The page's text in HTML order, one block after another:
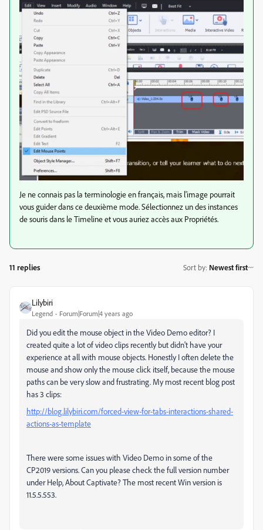
Je ne connais pas la terminologie en français, mais l'image pourrait
vous guider dans ce deuxième mode. Sélectionnez un des instances
de souris dans le Timeline et vous auriez accès aux Propriétés.
11 replies Sort by: Newest first
Lilybiri
Legend Forum|Forum|4 years ago
Did you edit the mouse object in the Video Demo editor? I
created quite a lot of video clips recently but didn't have your
experience at all with mouse objects. Honestly I often delete the
mouse and show only the mouse click itself, because the mouse
paths can be very slow and frustrating. My most recent blog post
has 3 clips:
http://blog.lilybiri.com/forced-view-for-tabs-interactions-shared-
actions-as-template
There were some issues with Video Demo in some of the
CP2019 versions. Can you please check the full version number
under Help, About Captivate? The most recent Win version is
11.5.5.553.